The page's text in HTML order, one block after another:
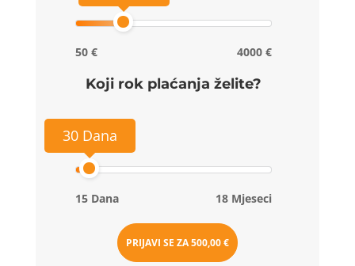
50 € 4000 €
Koji rok plaćanja želite?
30 Dana
15 Dana 18 Mjeseci
PRIJAVI SE ZA500,00 €